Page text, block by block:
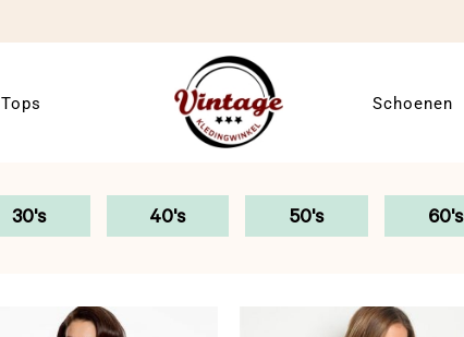
Tops Schoenen
30's 40's 50's 60's